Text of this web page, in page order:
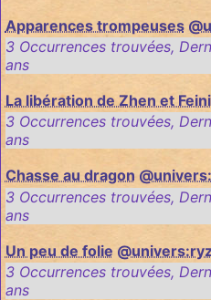
Apparences trompeuses
3 Occurrences trouvées,
ans
La libération de Zhen et
3 Occurrences trouvées,
ans
Chasse au dragon
3 Occurrences trouvées,
ans
Un peu de folie
3 Occurrences trouvées,
ans